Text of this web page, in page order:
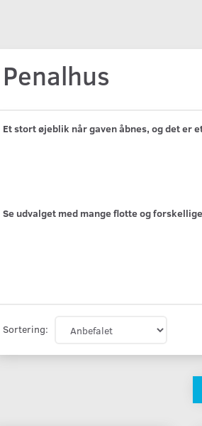
Penalhus
Et stort øjeblik når gaven åbnes, og det er
Se udvalget med mange flotte og
Sortering: